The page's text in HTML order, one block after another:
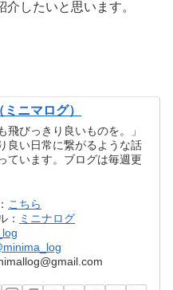
したいと思います。
ニマログ）
飛びっきり良いものを。」
良い日常に繋がるような話
ています。ブログは毎週更
こちら
： ミニナログ